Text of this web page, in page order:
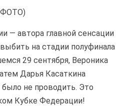
— автора главной сенсации
на стадии полуфинала
29 сентября, Вероника
Дарья Касаткина
не проводить. Это
Кубке Федерации!